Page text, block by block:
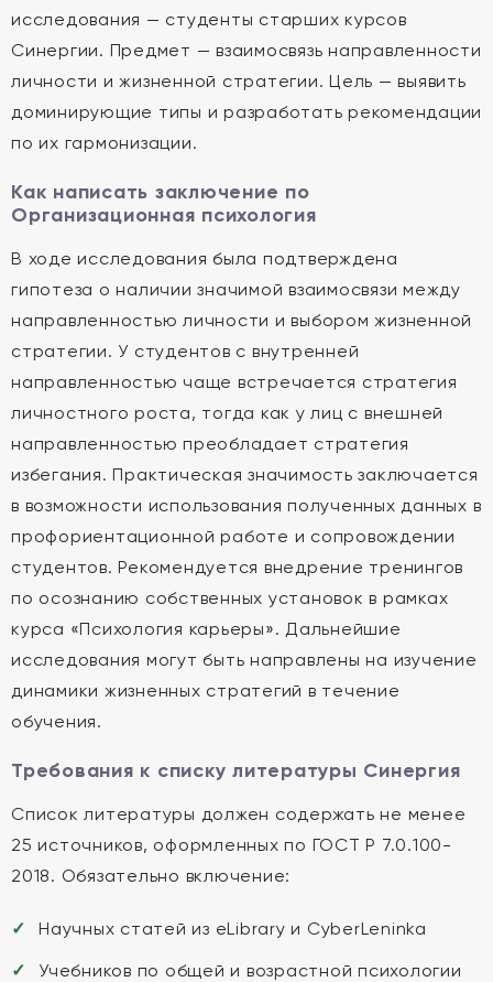
исследования — студенты старших курсов
Синергии. Предмет — взаимосвязь направленности
личности и жизненной стратегии. Цель — выявить
доминирующие типы и разработать рекомендации
по их гармонизации.
Как написать заключение по
Организационная психология
В ходе исследования была подтверждена
гипотеза о наличии значимой взаимосвязи между
направленностью личности и выбором жизненной
стратегии. У студентов с внутренней
направленностью чаще встречается стратегия
личностного роста, тогда как у лиц с внешней
направленностью преобладает стратегия
избегания. Практическая значимость заключается
в возможности использования полученных данных в
профориентационной работе и сопровождении
студентов. Рекомендуется внедрение тренингов
по осознанию собственных установок в рамках
курса «Психология карьеры». Дальнейшие
исследования могут быть направлены на изучение
динамики жизненных стратегий в течение
обучения.
Требования к списку литературы Синергия
Список литературы должен содержать не менее
25 источников, оформленных по ГОСТ Р 7.0.100-
2018. Обязательно включение:
Научных статей из eLibrary и CyberLeninka
Учебников по общей и возрастной психологии